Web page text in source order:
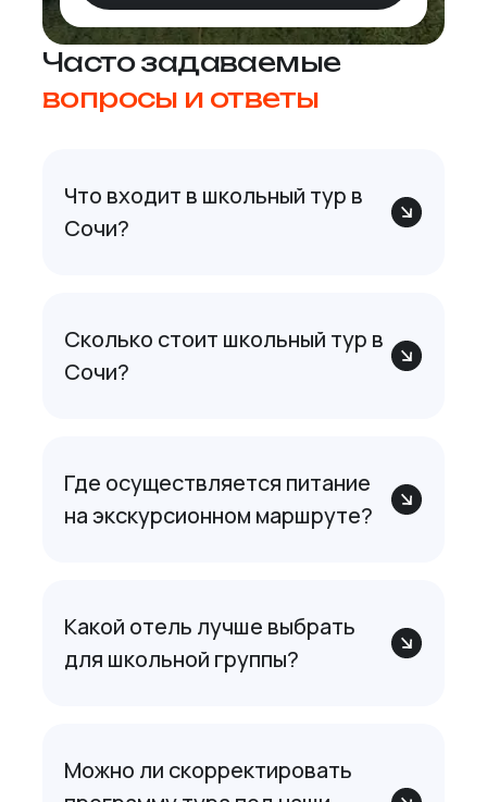
Часто задаваемые
вопросы и ответы
Что входит в школьный тур в
Сочи?
Сколько стоит школьный тур в
Сочи?
Где осуществляется питание
на экскурсионном маршруте?
Какой отель лучше выбрать
для школьной группы?
Можно ли скорректировать